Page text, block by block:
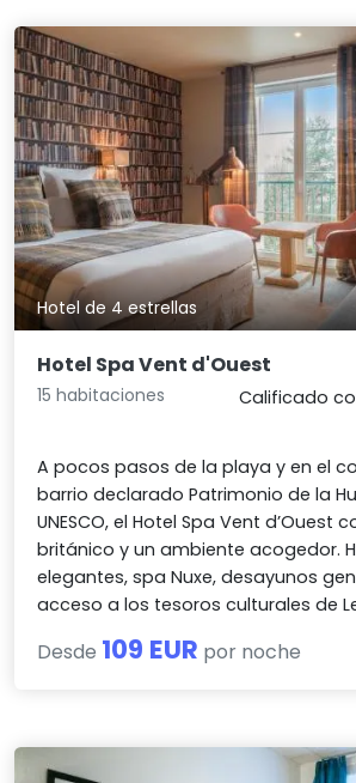
Hotel de 4 estrellas
Hotel Spa Vent d'Ouest
15 habitaciones
Calificado
A pocos pasos de la playa y en el
barrio declarado Patrimonio de la
UNESCO, el Hotel Spa Vent d’Ouest
británico y un ambiente acogedor.
elegantes, spa Nuxe, desayunos
acceso a los tesoros culturales de
Desde 109 EUR por noche